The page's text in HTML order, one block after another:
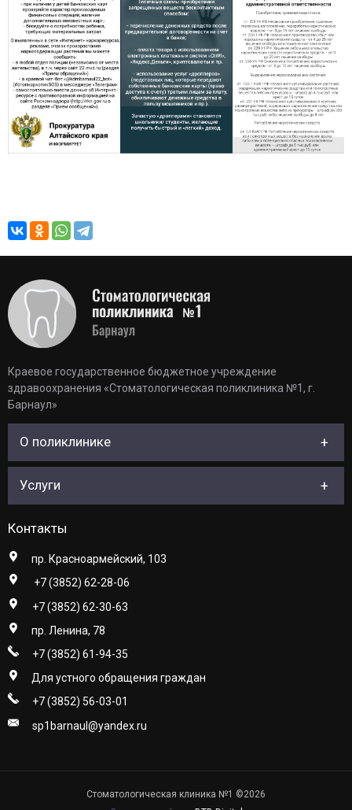
Краевое государственное бюджетное учреждение
здравоохранения «Стоматологическая поликлиника №1, г.
Барнаул»
О поликлинике
Услуги
Контакты
пр. Красноармейский, 103
+7 (3852) 62-28-06
+7 (3852) 62-30-63
пр. Ленина, 78
+7 (3852) 61-94-35
Для устного обращения граждан
+7 (3852) 56-03-01
sp1barnaul@yandex.ru
Стоматологическая клиника №1 ©2026